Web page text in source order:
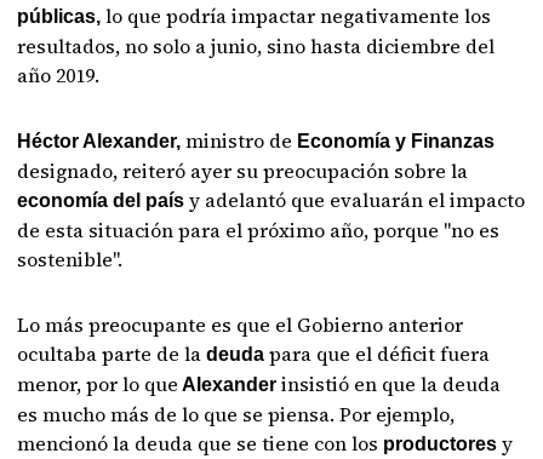
públicas,lo que podría impactar negativamente los
resultados, no solo a junio, sino hasta diciembre del
año 2019.
Héctor Alexander, ministro de Economía y Finanzas
designado, reiteró ayer su preocupación sobre la
economía del paísy adelantó que evaluarán el impacto
de esta situación para el próximo año, porque "no es
sostenible".
Lo más preocupante es que el Gobierno anterior
ocultaba parte de ladeuda para que el déficit fuera
menor, por lo que Alexander insistió en que la deuda
es mucho más de lo que se piensa. Por ejemplo,
mencionó la deuda que se tiene con los productores y